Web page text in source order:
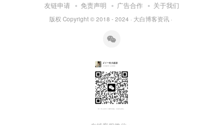
友链申请 免责声明 广告合作 关于我们
版权 Copyright © 2018 - 2024 · 大白博客资讯 ·